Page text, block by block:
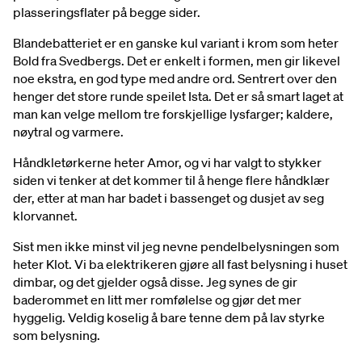
plasseringsflater på begge sider.
Blandebatteriet er en ganske kul variant i krom som heter
Bold fra Svedbergs. Det er enkelt i formen, men gir likevel
noe ekstra, en god type med andre ord. Sentrert over den
henger det store runde speilet Ista. Det er så smart laget at
man kan velge mellom tre forskjellige lysfarger; kaldere,
nøytral og varmere.
Håndkletørkerne heter Amor, og vi har valgt to stykker
siden vi tenker at det kommer til å henge flere håndklær
der, etter at man har badet i bassenget og dusjet av seg
klorvannet.
Sist men ikke minst vil jeg nevne pendelbelysningen som
heter Klot. Vi ba elektrikeren gjøre all fast belysning i huset
dimbar, og det gjelder også disse. Jeg synes de gir
baderommet en litt mer romfølelse og gjør det mer
hyggelig. Veldig koselig å bare tenne dem på lav styrke
som belysning.